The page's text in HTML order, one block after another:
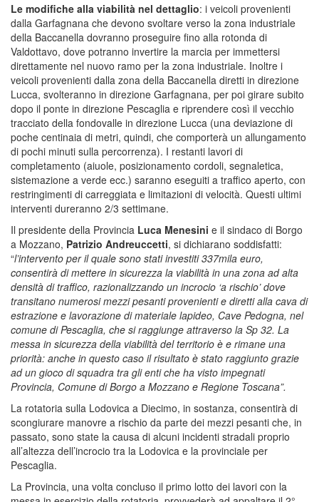
Le modifiche alla viabilità nel dettaglio: i veicoli provenienti
dalla Garfagnana che devono svoltare verso la zona industriale
della Baccanella dovranno proseguire fino alla rotonda di
Valdottavo, dove potranno invertire la marcia per immettersi
direttamente nel nuovo ramo per la zona industriale. Inoltre i
veicoli provenienti dalla zona della Baccanella diretti in direzione
Lucca, svolteranno in direzione Garfagnana, per poi girare subito
dopo il ponte in direzione Pescaglia e riprendere così il vecchio
tracciato della fondovalle in direzione Lucca (una deviazione di
poche centinaia di metri, quindi, che comporterà un allungamento
di pochi minuti sulla percorrenza). I restanti lavori di
completamento (aiuole, posizionamento cordoli, segnaletica,
sistemazione a verde ecc.) saranno eseguiti a traffico aperto, con
restringimenti di carreggiata e limitazioni di velocità. Questi ultimi
interventi dureranno 2/3 settimane.
Il presidente della Provincia Luca Menesini e il sindaco di Borgo
a Mozzano, Patrizio Andreuccetti, si dichiarano soddisfatti:
“l’intervento per il quale sono stati investiti 337mila euro,
consentirà di mettere in sicurezza la viabilità in una zona ad alta
densità di traffico, razionalizzando un incrocio ‘a rischio’ dove
transitano numerosi mezzi pesanti provenienti e diretti alla cava di
estrazione e lavorazione di materiale lapideo, Cave Pedogna, nel
comune di Pescaglia, che si raggiunge attraverso la Sp 32. La
messa in sicurezza della viabilità del territorio è e rimane una
priorità: anche in questo caso il risultato è stato raggiunto grazie
ad un gioco di squadra tra gli enti che ha visto impegnati
Provincia, Comune di Borgo a Mozzano e Regione Toscana”.
La rotatoria sulla Lodovica a Diecimo, in sostanza, consentirà di
scongiurare manovre a rischio da parte dei mezzi pesanti che, in
passato, sono state la causa di alcuni incidenti stradali proprio
all’altezza dell’incrocio tra la Lodovica e la provinciale per
Pescaglia.
La Provincia, una volta concluso il primo lotto dei lavori con la